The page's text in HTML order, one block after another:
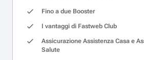
Fino a due Booster
I vantaggi di Fastweb Club
Assicurazione Assistenza Casa e
Salute